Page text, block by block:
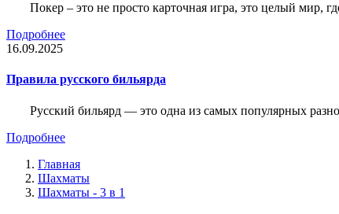
Покер – это не просто карточная игра, это целый мир,
Подробнее
16.09.2025
Правила русского бильярда
Русский бильярд — это одна из самых популярных
Подробнее
Главная
Шахматы
Шахматы - 3 в 1